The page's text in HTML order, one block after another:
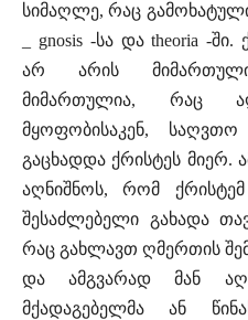
სიმაღლე, რაც
_ gnosis -სა და theoria -
არ არის
მიმართულია, რაც
მყოფობისაკენ, საღვთო
გაცხადდა ქრისტეს მიერ.
აღნიშნოს, რომ
შესაძლებელი გახადა
რაც გახლავთ ღმერთის
და ამგვარად მან
მქადაგებელმა ან